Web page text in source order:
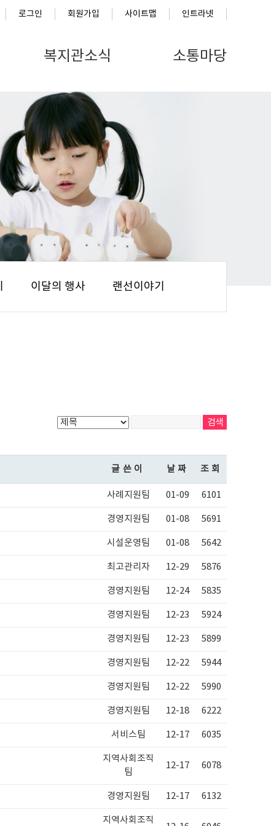
로그인 회원가입 사이트맵 인트라넷
복지관소식 소통마당
이달의 행사 랜선이야기
글쓴이 날짜 조회
사례지원팀 01-09 6101
경영지원팀 01-08 5691
시설운영팀 01-08 5642
최고관리자 12-29 5876
경영지원팀 12-24 5835
경영지원팀 12-23 5924
경영지원팀 12-23 5899
경영지원팀 12-22 5944
경영지원팀 12-22 5990
경영지원팀 12-18 6222
서비스팀 12-17 6035
지역사회조직
팀
12-17 6078
경영지원팀 12-17 6132
지역사회조직